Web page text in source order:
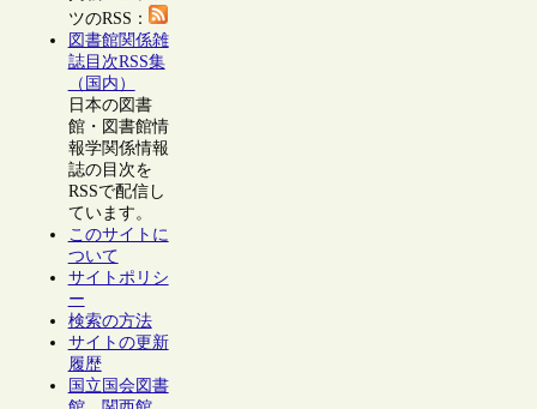
ツのRSS：
図書館関係雑
誌目次RSS集
（国内）
日本の図書
館・図書館情
報学関係情報
誌の目次を
RSSで配信し
ています。
このサイトに
ついて
サイトポリシ
ー
検索の方法
サイトの更新
履歴
国立国会図書